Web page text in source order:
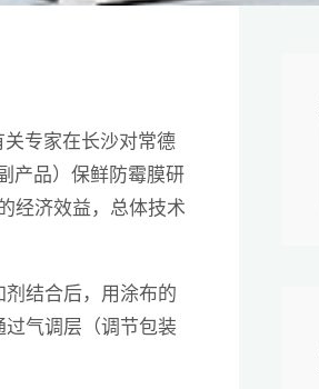
专家在长沙对常德
产品）保鲜防霉膜研
经济效益，总体技术
结合后，用涂布的
气调层（调节包装